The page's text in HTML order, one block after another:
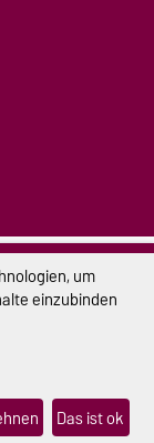
um
einzubinden
Das ist ok